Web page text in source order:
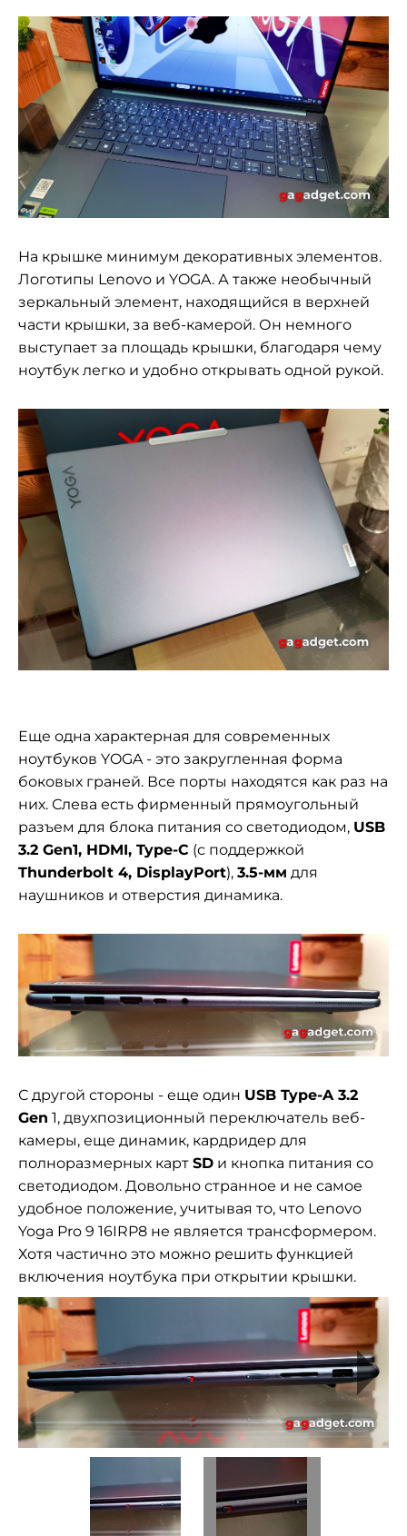
На крышке минимум декоративных элементов.
Логотипы Lenovo и YOGA. А также необычный
зеркальный элемент, находящийся в верхней
части крышки, за веб-камерой. Он немного
выступает за площадь крышки, благодаря чему
ноутбук легко и удобно открывать одной рукой.
Еще одна характерная для современных
ноутбуков YOGA - это закругленная форма
боковых граней. Все порты находятся как раз на
них. Слева есть фирменный прямоугольный
разъем для блока питания со светодиодом, USB
3.2 Gen1, HDMI, Type-C (с поддержкой
Thunderbolt 4, DisplayPort), 3.5-мм для
наушников и отверстия динамика.
С другой стороны - еще один USB Type-A 3.2
Gen 1, двухпозиционный переключатель веб-
камеры, еще динамик, кардридер для
полноразмерных карт SD и кнопка питания со
светодиодом. Довольно странное и не самое
удобное положение, учитывая то, что Lenovo
Yoga Pro 9 16IRP8 не является трансформером.
Хотя частично это можно решить функцией
включения ноутбука при открытии крышки.